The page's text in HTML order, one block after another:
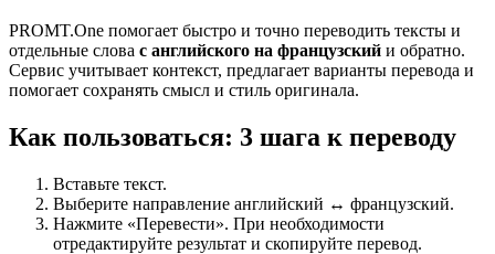
PROMT.One помогает быстро и точно переводить тексты и
отдельные слова с английского на французский и обратно.
Сервис учитывает контекст, предлагает варианты перевода и
помогает сохранять смысл и стиль оригинала.
Как пользоваться: 3 шага к переводу
Вставьте текст.
Выберите направление английский ↔ французский.
Нажмите «Перевести». При необходимости
отредактируйте результат и скопируйте перевод.